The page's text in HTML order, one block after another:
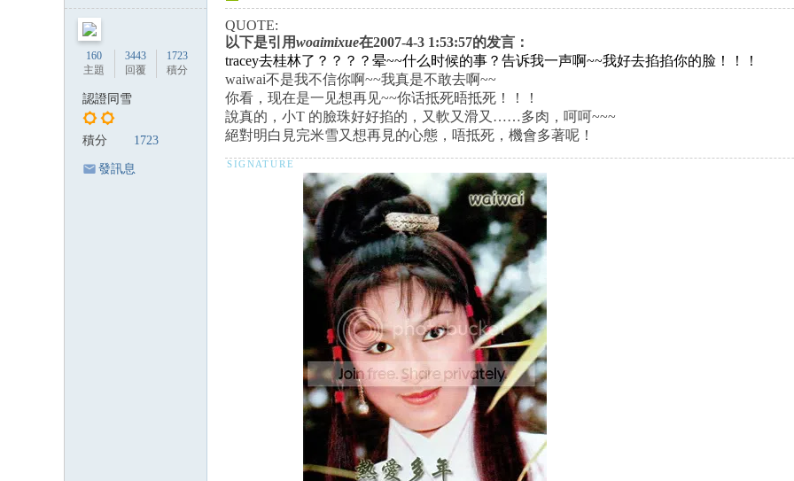
160
主題
3443
回覆
1723
積分
認證同雪
積分 1723
發訊息
QUOTE:
以下是引用woaimixue在2007-4-3 1:53:57的发言：
tracey去桂林了？？？？晕~~什么时候的事？告诉我一声啊~~我好去掐掐你的脸！！！
waiwai不是我不信你啊~~我真是不敢去啊~~
你看，现在是一见想再见~~你话抵死晤抵死！！！
說真的，小T 的臉珠好好掐的，又軟又滑又……多肉，呵呵~~~
絕對明白見完米雪又想再見的心態，唔抵死，機會多著呢！